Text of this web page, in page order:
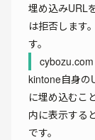
埋め込みURL
は拒否します
す。
kintone自身の
に埋め込むこ
内に表示する
です。